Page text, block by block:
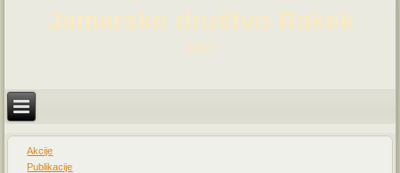
Jamarsko društvo Rakek
1957
Akcije
Publikacije